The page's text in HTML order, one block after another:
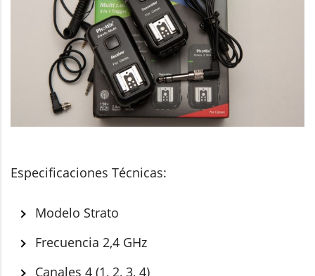
Especificaciones Técnicas:
Modelo Strato
Frecuencia 2,4 GHz
Canales 4 (1, 2, 3, 4)